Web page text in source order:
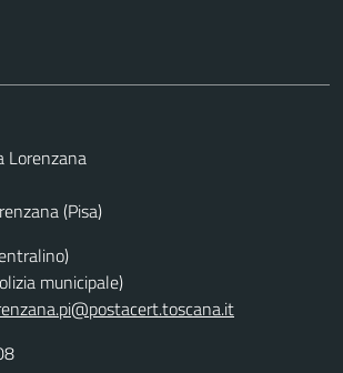
Lorenzana
(Pisa)
municipale)